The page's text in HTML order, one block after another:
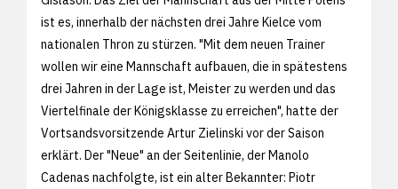
ist es, innerhalb der nächsten drei Jahre Kielce vom
nationalen Thron zu stürzen. "Mit dem neuen Trainer
wollen wir eine Mannschaft aufbauen, die in spätestens
drei Jahren in der Lage ist, Meister zu werden und das
Viertelfinale der Königsklasse zu erreichen", hatte der
Vortsandsvorsitzende Artur Zielinski vor der Saison
erklärt. Der "Neue" an der Seitenlinie, der Manolo
Cadenas nachfolgte, ist ein alter Bekannter: Piotr